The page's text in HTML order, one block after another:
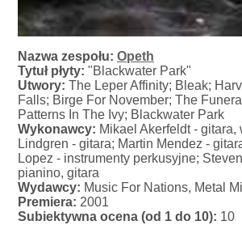
Nazwa zespołu: Opeth
Tytuł płyty: "Blackwater Park"
Utwory: The Leper Affinity; Bleak;
Falls; Birge For November; The
Patterns In The Ivy; Blackwater Park
Wykonawcy: Mikael Akerfeldt - gitara,
Lindgren - gitara; Martin Mendez -
Lopez - instrumenty perkusyjne;
pianino, gitara
Wydawcy: Music For Nations, Metal
Premiera: 2001
Subiektywna ocena (od 1 do 10): 10